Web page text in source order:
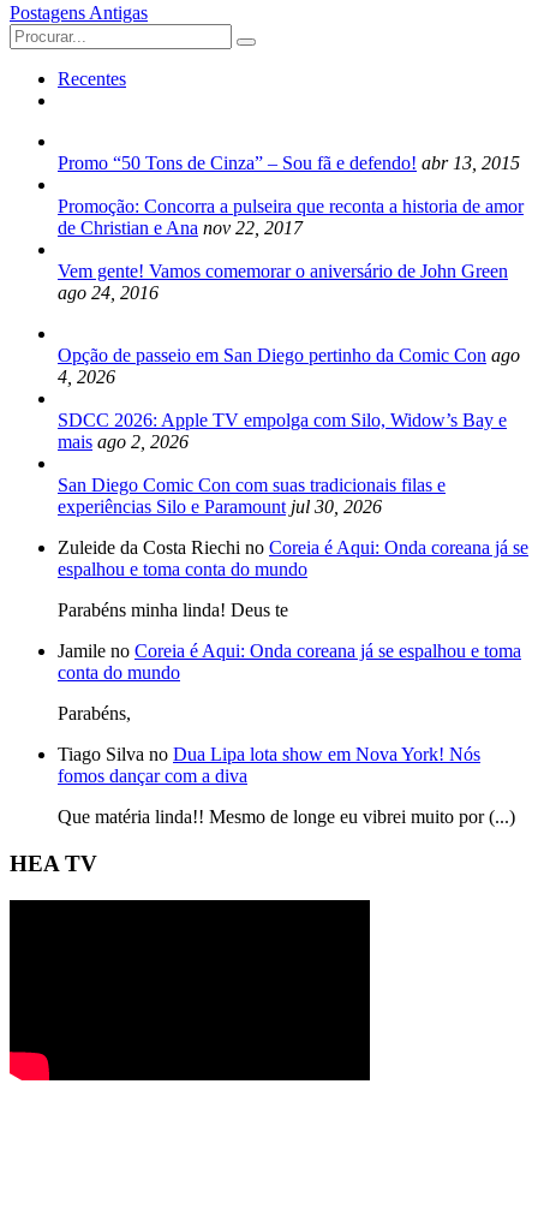
Navegação
das
Postagens
Postagens Antigas
Search
for:
Recentes
Promo “50 Tons de Cinza” – Sou fã e defendo! abr 13, 2015
Promoção: Concorra a pulseira que reconta a historia de amor
de Christian e Ana nov 22, 2017
Vem gente! Vamos comemorar o aniversário de John Green
ago 24, 2016
Opção de passeio em San Diego pertinho da Comic Con ago
4, 2026
SDCC 2026: Apple TV empolga com Silo, Widow’s Bay e
mais ago 2, 2026
San Diego Comic Con com suas tradicionais filas e
experiências Silo e Paramount jul 30, 2026
Zuleide da Costa Riechi no Coreia é Aqui: Onda coreana já se
espalhou e toma conta do mundo
Parabéns minha linda! Deus te
Jamile no Coreia é Aqui: Onda coreana já se espalhou e toma
conta do mundo
Parabéns,
Tiago Silva no Dua Lipa lota show em Nova York! Nós
fomos dançar com a diva
Que matéria linda!! Mesmo de longe eu vibrei muito por (...)
HEA TV